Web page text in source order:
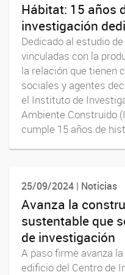
Hábitat: 15 años
investigación
Dedicado al estudio
vinculadas con la
la relación que tienen
sociales y agentes
el Instituto de
Ambiente Construido
cumple 15 años de
25/09/2024 | Noticias
Avanza la
sustentable que
de investigación
A paso firme avanza
edificio del Centro de